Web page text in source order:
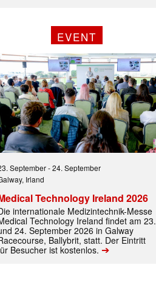
aktuell informiert.
EVENT
September-24. September
Irland
Technology Ireland 2026
internationale Medizintechnik-Messe
Technology Ireland findet am 23.
24. September 2026 in Galway
Ballybrit, statt. Der Eintritt
Besucher ist kostenlos. ➔